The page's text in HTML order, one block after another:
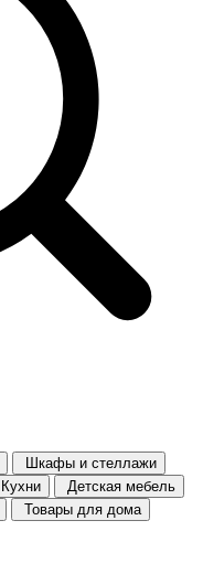
Шкафы и стеллажи
Кухни
Детская мебель
Товары для дома